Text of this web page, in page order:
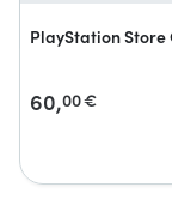
PlayStation
60,00€